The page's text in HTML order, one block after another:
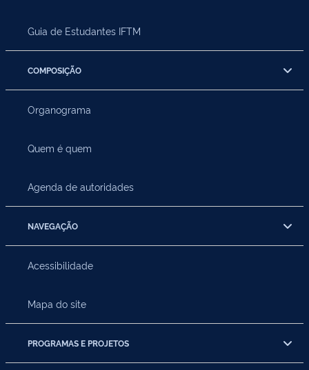
Guia de Estudantes IFTM
COMPOSIÇÃO
Organograma
Quem é quem
Agenda de autoridades
NAVEGAÇÃO
Acessibilidade
Mapa do site
PROGRAMAS E PROJETOS